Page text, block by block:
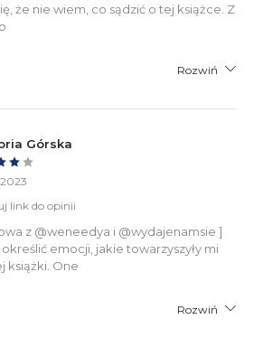
że nie wiem, co sądzić o tej książce. Z
Rozwiń
Górska
link do opinii
z @weneedya i @wydajenamsie ]
emocji, jakie towarzyszyły mi
książki. One
Rozwiń